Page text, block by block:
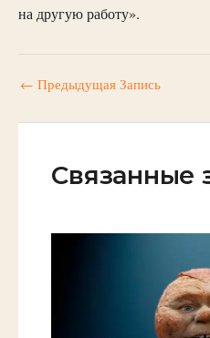
на другую работу».
← Предыдущая Запись
Связанные